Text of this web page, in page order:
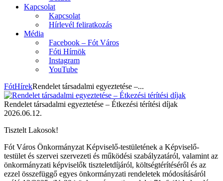
Kapcsolat
Kapcsolat
Hírlevél feliratkozás
Média
Facebook – Fót Város
Fóti Hírnök
Instagram
YouTube
FótHírekRendelet társadalmi egyeztetése –...
Rendelet társadalmi egyeztetése – Étkezési térítési díjak
2026.06.12.
Tisztelt Lakosok!
Fót Város Önkormányzat Képviselő-testületének a Képviselő-
testület és szervei szervezeti és működési szabályzatáról, valamint az
önkormányzati képviselők tiszteletdíjáról, költségtérítéséről és az
ezzel összefüggő egyes önkormányzati rendeletek módosításáról